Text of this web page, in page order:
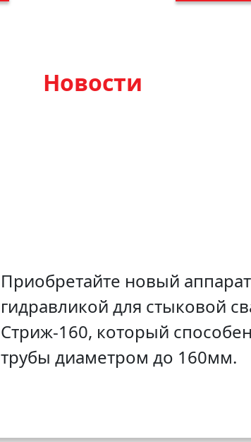
Новости
Приобретайте новый
гидравликой для стыковой
Стриж-160, который
трубы диаметром до 160мм.